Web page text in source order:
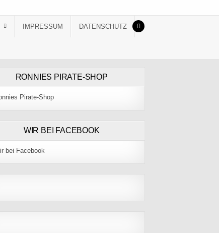
IMPRESSUM DATENSCHUTZ
RONNIES PIRATE-SHOP
WIR BEI FACEBOOK